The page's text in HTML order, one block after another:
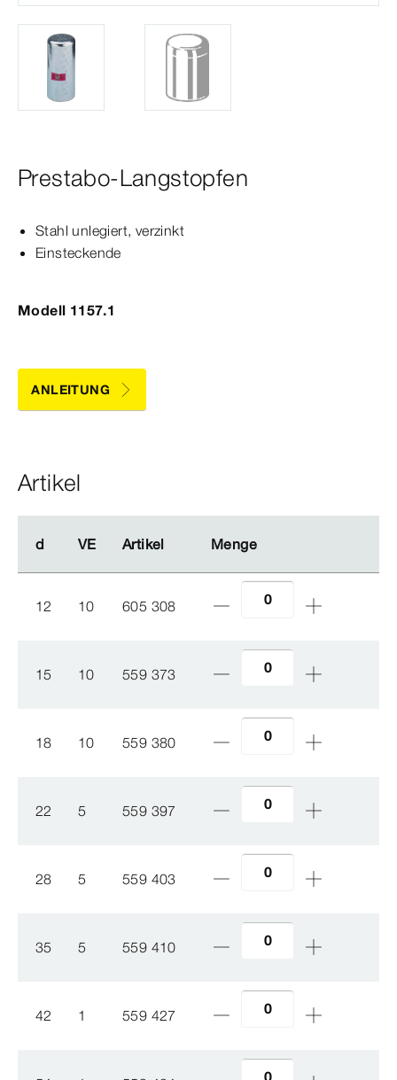
Prestabo-Langstopfen
Stahl unlegiert, verzinkt
Einsteckende
Modell 1157.1
ANLEITUNG
Artikel
d VE Artikel Menge
d VE Artikel Menge
12 10 605 308
15 10 559 373
18 10 559 380
22 5 559 397
28 5 559 403
35 5 559 410
42 1 559 427